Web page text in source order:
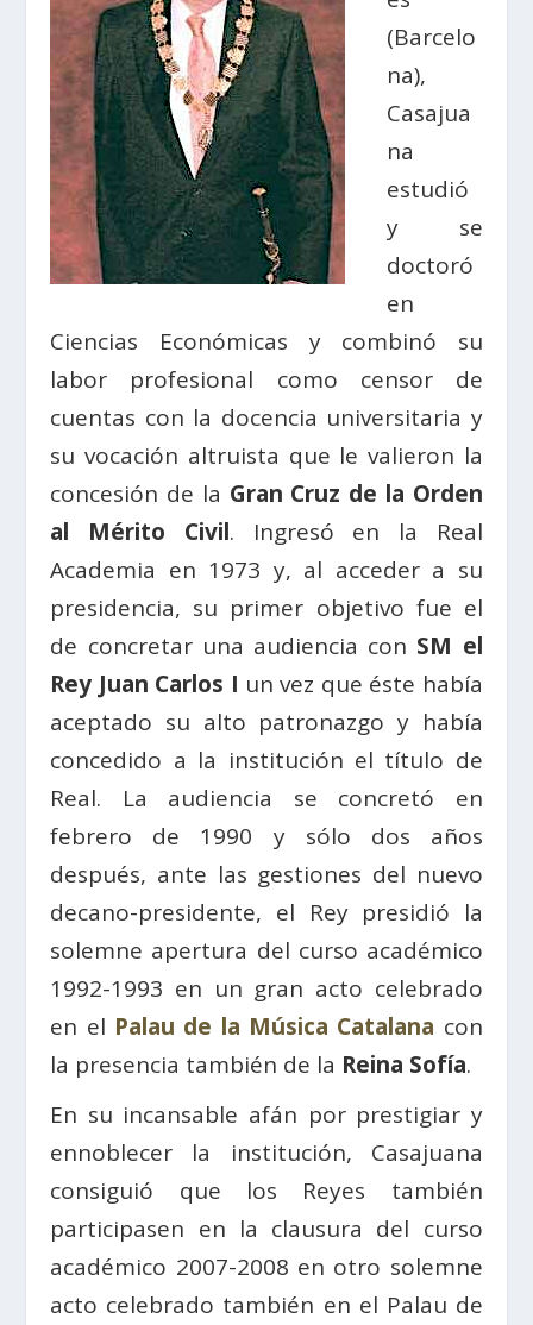
(Barcelo
na),
Casajua
na
estudió
y se
doctoró
en
Ciencias Económicas y combinó su
labor profesional como censor de
cuentas con la docencia universitaria y
su vocación altruista que le valieron la
concesión de la Gran Cruz de la Orden
al Mérito Civil. Ingresó en la Real
Academia en 1973 y, al acceder a su
presidencia, su primer objetivo fue el
de concretar una audiencia con SM el
Rey Juan Carlos I un vez que éste había
aceptado su alto patronazgo y había
concedido a la institución el título de
Real. La audiencia se concretó en
febrero de 1990 y sólo dos años
después, ante las gestiones del nuevo
decano-presidente, el Rey presidió la
solemne apertura del curso académico
1992-1993 en un gran acto celebrado
en el Palau de la Música Catalana con
la presencia también de la Reina Sofía.
En su incansable afán por prestigiar y
ennoblecer la institución, Casajuana
consiguió que los Reyes también
participasen en la clausura del curso
académico 2007-2008 en otro solemne
acto celebrado también en el Palau de